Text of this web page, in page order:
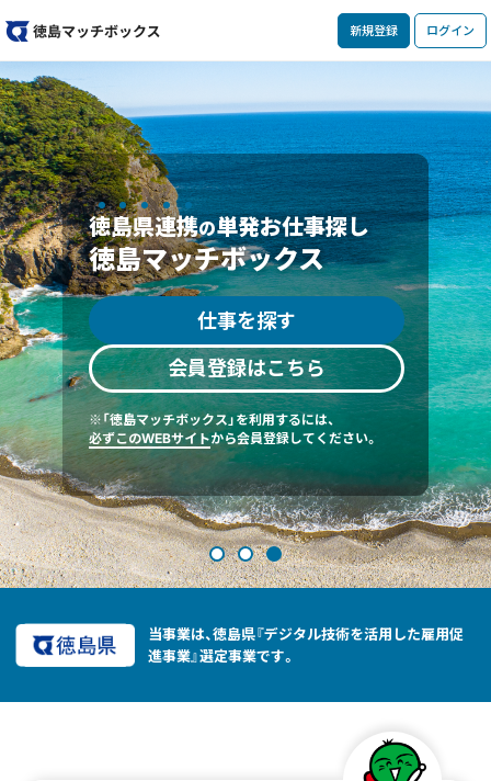
新規登録 ログイン
徳島県連携の単発お仕事探し
徳島マッチボックス
仕事を探す
会員登録はこちら
※「徳島マッチボックス」を利用するには、
必ずこのWEBサイトから会員登録してください。
当事業は、徳島県『デジタル技術を活用した雇用促
進事業』選定事業です。